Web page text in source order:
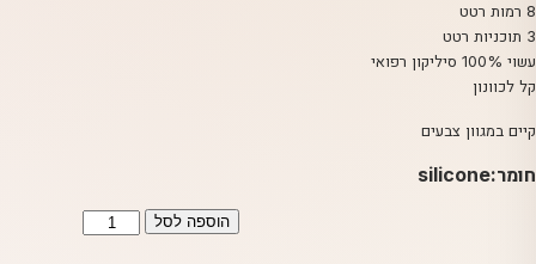
8 רמות רטט
3 תוכניות רטט
עשוי 100% סיליקון רפואי
קל לכוונון
קיים במגוון צבעים
חומר:silicone
כמות
הוספה לסל